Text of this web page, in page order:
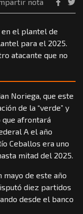
en el plantel de
para el 2025.
atacante que no
Noriega, que este
de la “verde” y
afrontará
A el año
Ceballos era uno
mitad del 2025.
de este año
diez partidos
desde el banco